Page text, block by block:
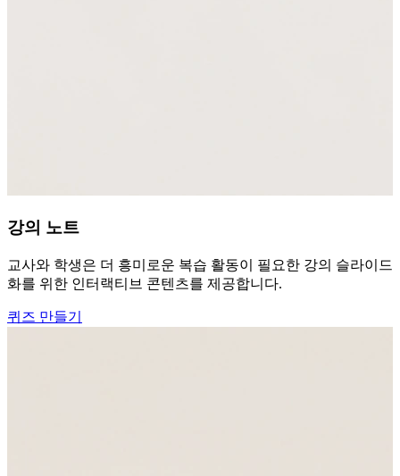
강의 노트
교사와 학생은 더 흥미로운 복습 활동이 필요한 강의 슬라이
화를 위한 인터랙티브 콘텐츠를 제공합니다.
퀴즈 만들기